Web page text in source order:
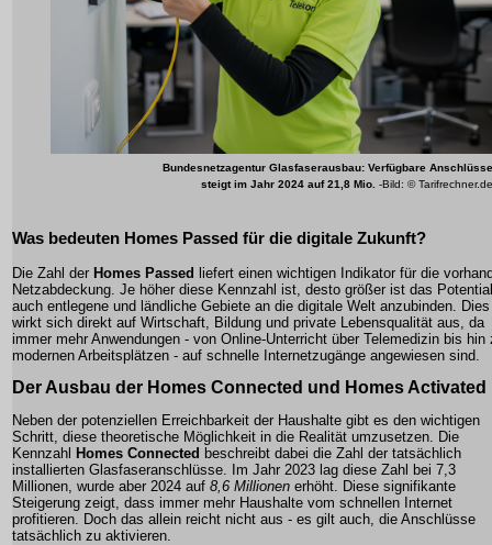
Bundesnetzagentur Glasfaserausbau: Verfügbare Anschlüsse
steigt im Jahr 2024 auf 21,8 Mio. -Bild: © Tarifrechner.de
Was bedeuten Homes Passed für die digitale Zukunft?
Die Zahl der Homes Passed liefert einen wichtigen Indikator für die
Netzabdeckung. Je höher diese Kennzahl ist, desto größer ist das
auch entlegene und ländliche Gebiete an die digitale Welt anzubinden. Dies
wirkt sich direkt auf Wirtschaft, Bildung und private Lebensqualität aus, da
immer mehr Anwendungen - von Online-Unterricht über Telemedizin bis hin
modernen Arbeitsplätzen - auf schnelle Internetzugänge angewiesen sind.
Der Ausbau der Homes Connected und Homes Activated
Neben der potenziellen Erreichbarkeit der Haushalte gibt es den wichtigen
Schritt, diese theoretische Möglichkeit in die Realität umzusetzen. Die
Kennzahl Homes Connected beschreibt dabei die Zahl der tatsächlich
installierten Glasfaseranschlüsse. Im Jahr 2023 lag diese Zahl bei 7,3
Millionen, wurde aber 2024 auf 8,6 Millionen erhöht. Diese signifikante
Steigerung zeigt, dass immer mehr Haushalte vom schnellen Internet
profitieren. Doch das allein reicht nicht aus - es gilt auch, die Anschlüsse
tatsächlich zu aktivieren.